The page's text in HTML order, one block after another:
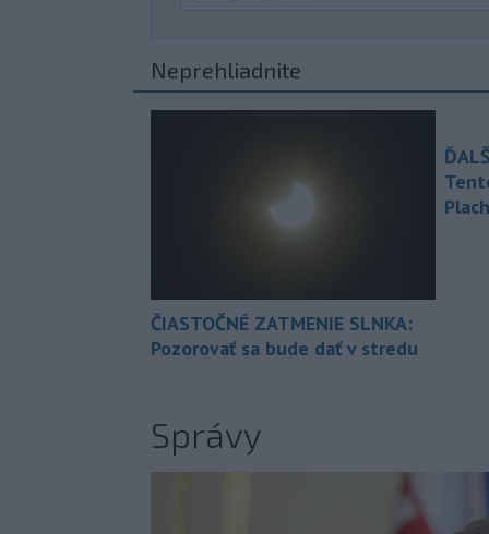
Neprehliadnite
ČIASTOČNÉ ZATMENIE SLNKA:
Pozorovať sa bude dať v stredu
Správy